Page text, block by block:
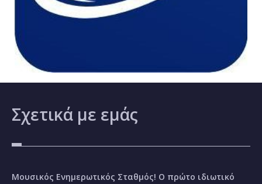
Σχετικά με εμάς
Μουσικός Ενημερωτικός Σταθμός! Ο πρώτο ιδιωτικό